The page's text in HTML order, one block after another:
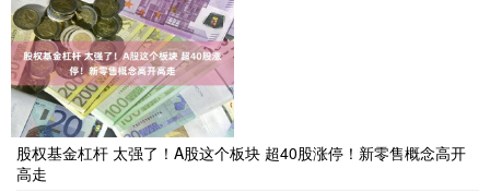
股权基金杠杆 太强了！A股这个板块 超40股涨停！新零售概念高开
高走